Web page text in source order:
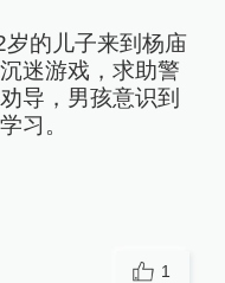
的儿子来到杨庙
迷游戏，求助警
导，男孩意识到
习。
1